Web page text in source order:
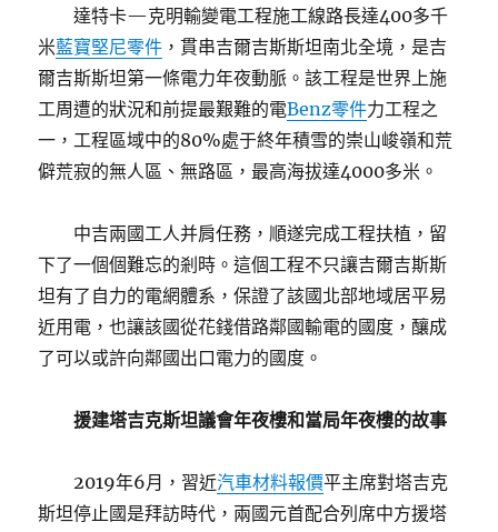
達特卡—克明輸變電工程施工線路長達400多千
米藍寶堅尼零件 ，貫串吉爾吉斯斯坦南北全境，是吉
爾吉斯斯坦第一條電力年夜動脈。該工程是世界上施
工周遭的狀況和前提最艱難的電Benz零件力工程之
一，工程區域中的80%處于終年積雪的崇山峻嶺和荒
僻荒寂的無人區、無路區，最高海拔達4000多米。
中吉兩國工人并肩任務，順遂完成工程扶植，留
下了一個個難忘的剎時。這個工程不只讓吉爾吉斯斯
坦有了自力的電網體系，保證了該國北部地域居平易
近用電，也讓該國從花錢借路鄰國輸電的國度，釀成
了可以或許向鄰國出口電力的國度。
援建塔吉克斯坦議會年夜樓和當局年夜樓的故事
2019年6月，習近汽車材料報價平主席對塔吉克
斯坦停止國是拜訪時代，兩國元首配合列席中方援塔